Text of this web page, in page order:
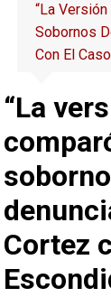
“La
Sobornos
Con El
“La
Cortez